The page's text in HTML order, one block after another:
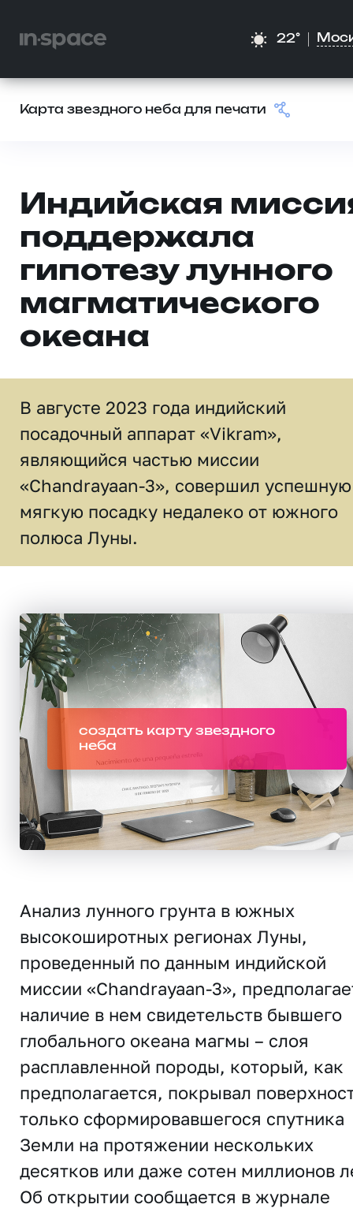
22°
Карта звездного неба для печати
Индийская
поддержала
гипотезу лунного
магматического
океана
В августе 2023 года индийский
посадочный аппарат «Vikram»,
являющийся частью миссии
«Chandrayaan-3», совершил успешную
мягкую посадку недалеко от южного
полюса Луны.
создать карту звездного
неба
Анализ лунного грунта в южных
высокоширотных регионах Луны,
проведенный по данным индийской
миссии «Chandrayaan-3»,
наличие в нем свидетельств бывшего
глобального океана магмы – слоя
расплавленной породы, который, как
предполагается, покрывал
только сформировавшегося спутника
Земли на протяжении нескольких
десятков или даже сотен миллионов
Об открытии сообщается в журнале